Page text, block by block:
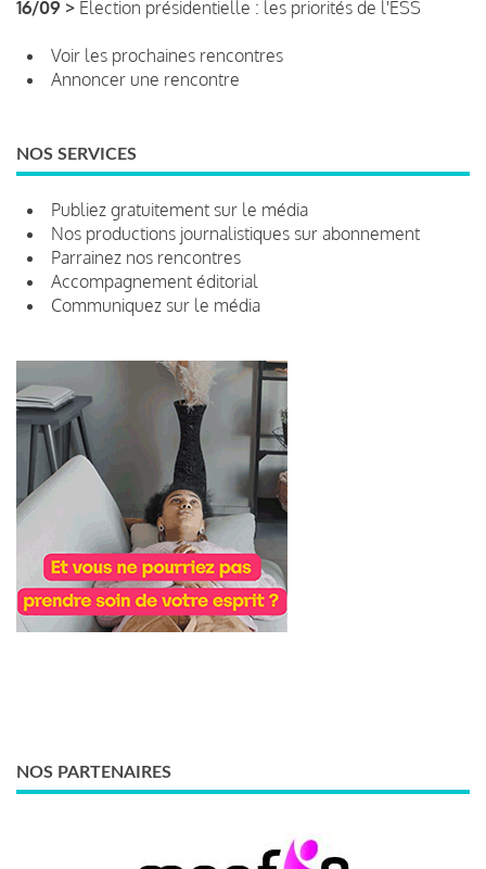
16/09 > Élection présidentielle : les priorités de l'ESS
Voir les prochaines rencontres
Annoncer une rencontre
NOS SERVICES
Publiez gratuitement sur le média
Nos productions journalistiques sur abonnement
Parrainez nos rencontres
Accompagnement éditorial
Communiquez sur le média
NOS PARTENAIRES